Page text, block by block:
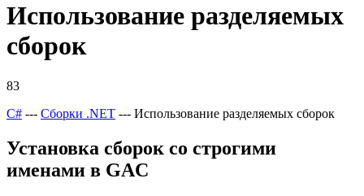
Использование разделяемых
сборок
83
C# --- Сборки .NET --- Использование разделяемых сборок
Установка сборок со строгими
именами в GAC